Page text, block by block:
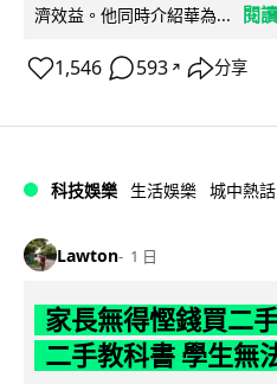
濟效益。他同時介紹華為...
閱
1,546 593 ↗ 分享
科技娛樂 生活娛樂 城中熱話
Lawton 1 日
家長無得慳錢買二
二手教科書 學生無